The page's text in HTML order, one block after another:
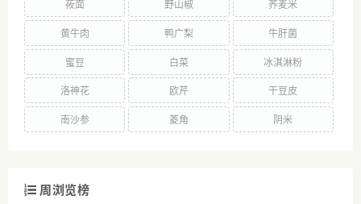
莜面 野山椒 荞麦米
黄牛肉 鸭广梨 牛肝菌
蜜豆 白菜 冰淇淋粉
洛神花 欧芹 干豆皮
南沙参 菱角 阴米
周浏览榜